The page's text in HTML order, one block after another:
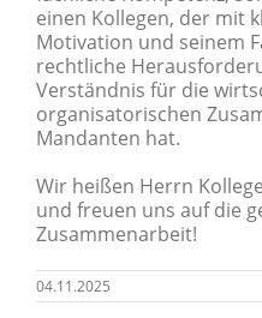
einen Kollegen, der mit
Motivation und seinem
rechtliche
Verständnis für die
organisatorischen
Mandanten hat.
Wir heißen Herrn
und freuen uns auf die
Zusammenarbeit!
04.11.2025